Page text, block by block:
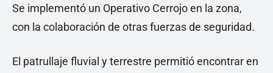
Se implementó un Operativo Cerrojo en la zona,
con la colaboración de otras fuerzas de seguridad.
El patrullaje fluvial y terrestre permitió encontrar en